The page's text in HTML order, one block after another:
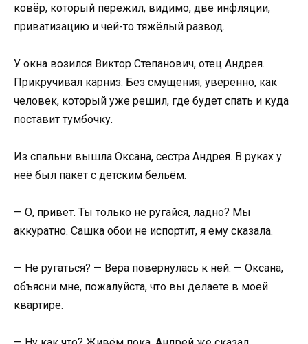
ковёр, который пережил, видимо, две инфляции,
приватизацию и чей-то тяжёлый развод.
У окна возился Виктор Степанович, отец Андрея.
Прикручивал карниз. Без смущения, уверенно, как
человек, который уже решил, где будет спать и куда
поставит тумбочку.
Из спальни вышла Оксана, сестра Андрея. В руках у
неё был пакет с детским бельём.
— О, привет. Ты только не ругайся, ладно? Мы
аккуратно. Сашка обои не испортит, я ему сказала.
— Не ругаться? — Вера повернулась к ней. — Оксана,
объясни мне, пожалуйста, что вы делаете в моей
квартире.